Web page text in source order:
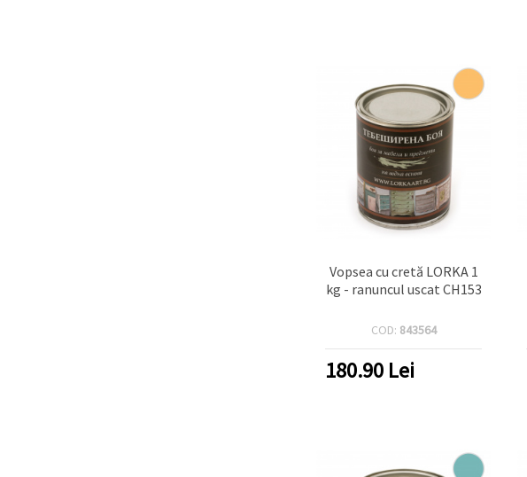
Vopsea cu cretă LORKA 1
kg - ranuncul uscat CH153
COD: 843564
180.90 Lei